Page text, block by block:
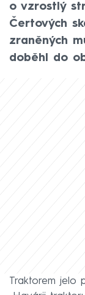
o vzrostlý
Čertových
zraněných
doběhl do
Traktorem jelo